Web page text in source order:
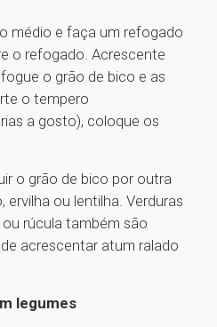
médio e faça um refogado
o refogado. Acrescente
o grão de bico e as
o tempero
a gosto), coloque os
o grão de bico por outra
ervilha ou lentilha. Verduras
rúcula também são
acrescentar atum ralado
legumes